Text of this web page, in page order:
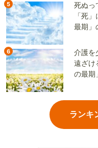
5
死ぬっ
「死
最期」
6
介護を
遠ざけ
の最期
ランキ